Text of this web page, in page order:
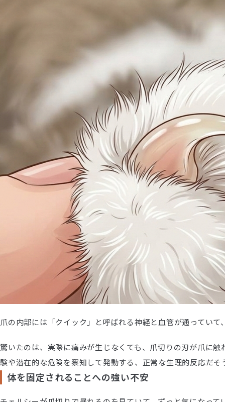
爪の内部には「クイック」と呼ばれる神経と血管が通ってい
驚いたのは、実際に痛みが生じなくても、爪切りの刃が爪に
験や潜在的な危険を察知して発動する、正常な生理的反応だ
体を固定されることへの強い不安